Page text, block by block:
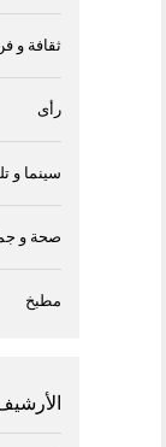
ثقافة و
رأى
سينما و
صحة و
مطبخ